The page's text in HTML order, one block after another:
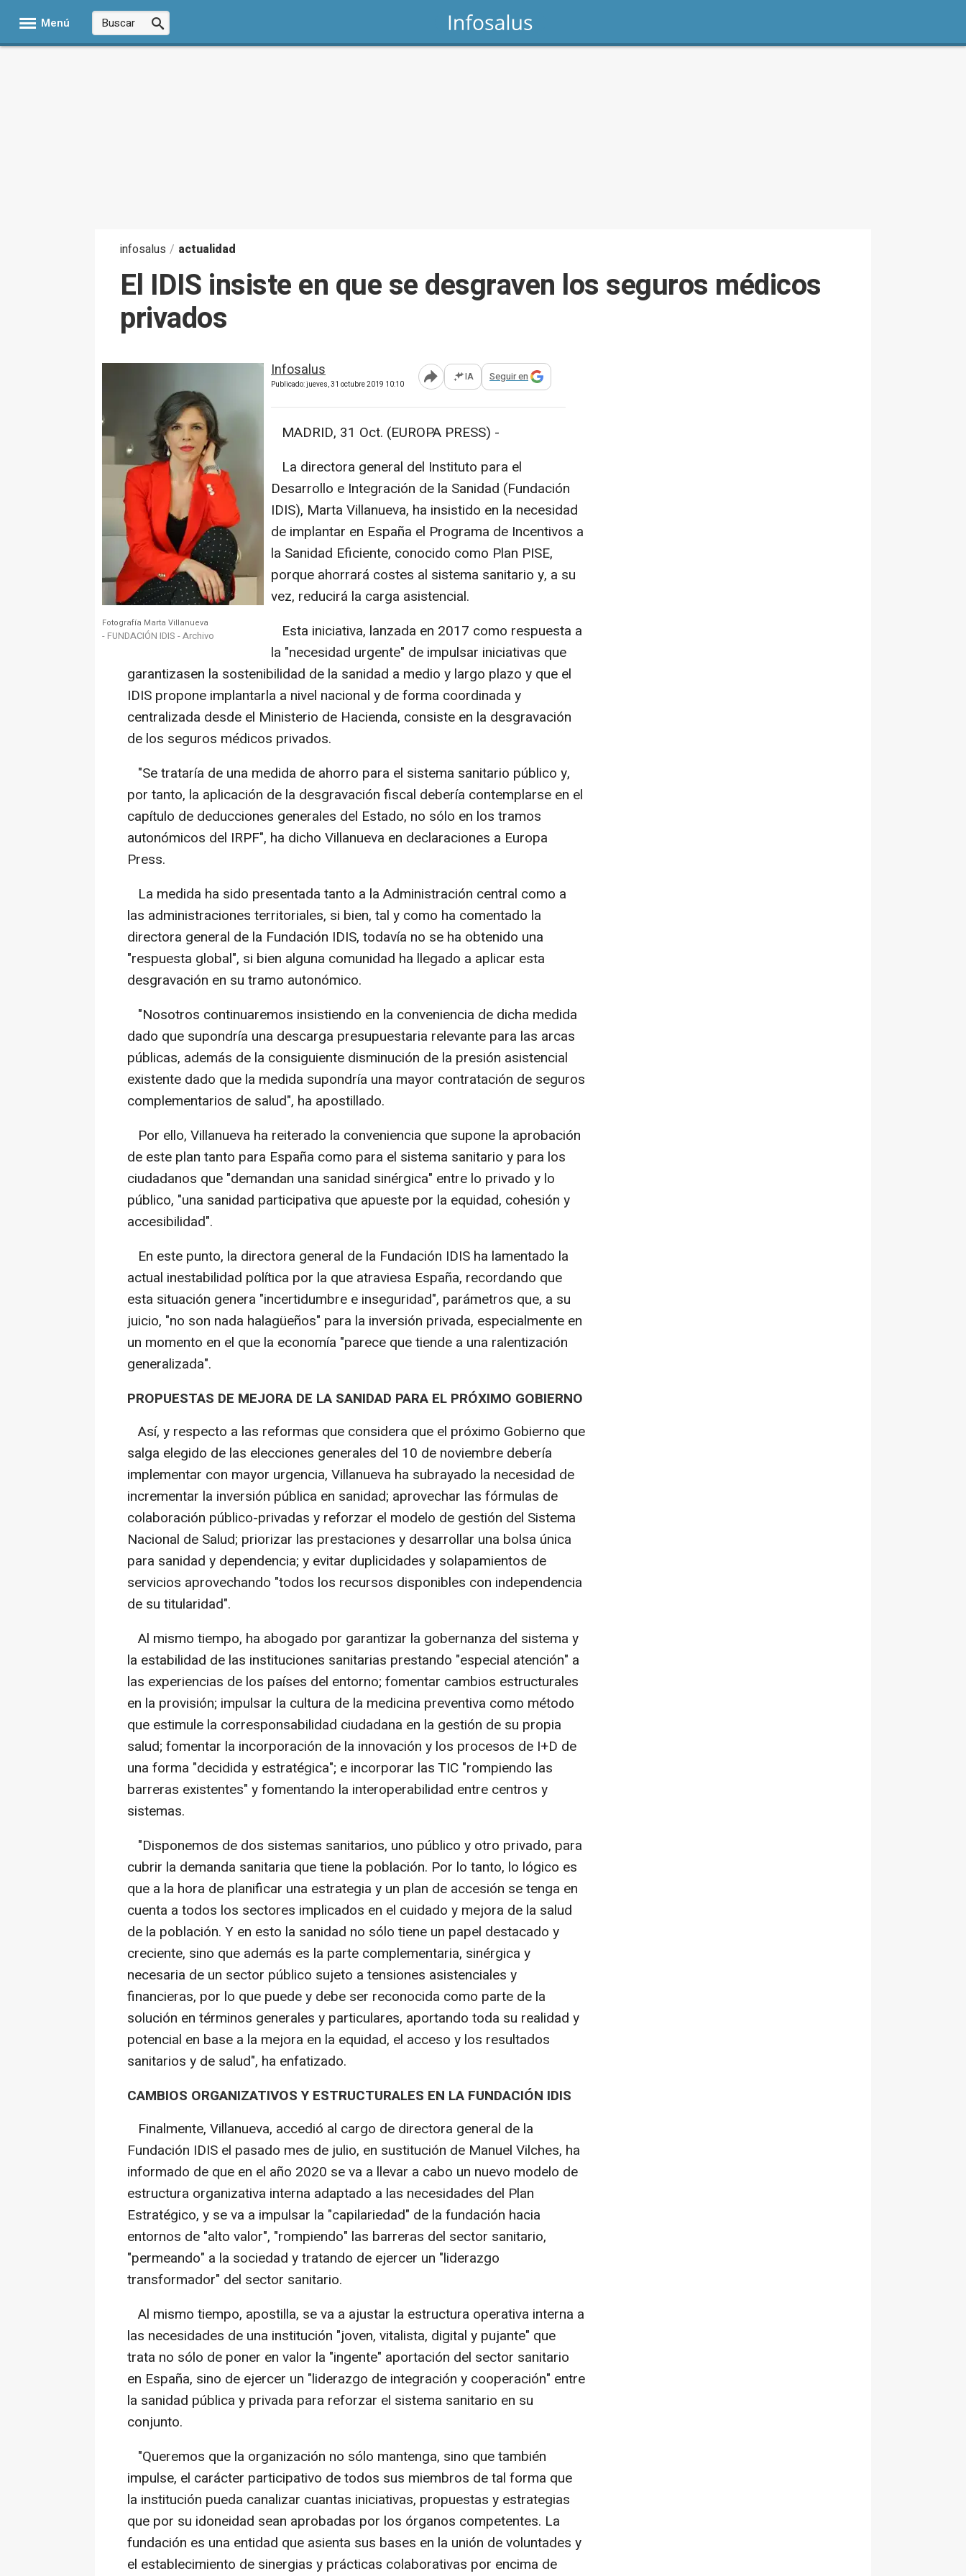
Menú
infosalus / actualidad
El IDIS insiste en que se desgraven los seguros médicos
privados
Fotografía Marta Villanueva
- FUNDACIÓN IDIS - Archivo
Infosalus
Publicado: jueves, 31 octubre 2019 10:10 Abrir opciones para compartir
IA Seguir en
MADRID, 31 Oct. (EUROPA PRESS) -
La directora general del Instituto para el
Desarrollo e Integración de la Sanidad (Fundación
IDIS), Marta Villanueva, ha insistido en la necesidad
de implantar en España el Programa de Incentivos a
la Sanidad Eficiente, conocido como Plan PISE,
porque ahorrará costes al sistema sanitario y, a su
vez, reducirá la carga asistencial.
Esta iniciativa, lanzada en 2017 como respuesta a
la "necesidad urgente" de impulsar iniciativas que
garantizasen la sostenibilidad de la sanidad a medio y largo plazo y que el
IDIS propone implantarla a nivel nacional y de forma coordinada y
centralizada desde el Ministerio de Hacienda, consiste en la desgravación
de los seguros médicos privados.
"Se trataría de una medida de ahorro para el sistema sanitario público y,
por tanto, la aplicación de la desgravación fiscal debería contemplarse en el
capítulo de deducciones generales del Estado, no sólo en los tramos
autonómicos del IRPF", ha dicho Villanueva en declaraciones a Europa
Press.
La medida ha sido presentada tanto a la Administración central como a
las administraciones territoriales, si bien, tal y como ha comentado la
directora general de la Fundación IDIS, todavía no se ha obtenido una
"respuesta global", si bien alguna comunidad ha llegado a aplicar esta
desgravación en su tramo autonómico.
"Nosotros continuaremos insistiendo en la conveniencia de dicha medida
dado que supondría una descarga presupuestaria relevante para las arcas
públicas, además de la consiguiente disminución de la presión asistencial
existente dado que la medida supondría una mayor contratación de seguros
complementarios de salud", ha apostillado.
Por ello, Villanueva ha reiterado la conveniencia que supone la aprobación
de este plan tanto para España como para el sistema sanitario y para los
ciudadanos que "demandan una sanidad sinérgica" entre lo privado y lo
público, "una sanidad participativa que apueste por la equidad, cohesión y
accesibilidad".
En este punto, la directora general de la Fundación IDIS ha lamentado la
actual inestabilidad política por la que atraviesa España, recordando que
esta situación genera "incertidumbre e inseguridad", parámetros que, a su
juicio, "no son nada halagüeños" para la inversión privada, especialmente en
un momento en el que la economía "parece que tiende a una ralentización
generalizada".
PROPUESTAS DE MEJORA DE LA SANIDAD PARA EL PRÓXIMO GOBIERNO
Así, y respecto a las reformas que considera que el próximo Gobierno que
salga elegido de las elecciones generales del 10 de noviembre debería
implementar con mayor urgencia, Villanueva ha subrayado la necesidad de
incrementar la inversión pública en sanidad; aprovechar las fórmulas de
colaboración público-privadas y reforzar el modelo de gestión del Sistema
Nacional de Salud; priorizar las prestaciones y desarrollar una bolsa única
para sanidad y dependencia; y evitar duplicidades y solapamientos de
servicios aprovechando "todos los recursos disponibles con independencia
de su titularidad".
Al mismo tiempo, ha abogado por garantizar la gobernanza del sistema y
la estabilidad de las instituciones sanitarias prestando "especial atención" a
las experiencias de los países del entorno; fomentar cambios estructurales
en la provisión; impulsar la cultura de la medicina preventiva como método
que estimule la corresponsabilidad ciudadana en la gestión de su propia
salud; fomentar la incorporación de la innovación y los procesos de I+D de
una forma "decidida y estratégica"; e incorporar las TIC "rompiendo las
barreras existentes" y fomentando la interoperabilidad entre centros y
sistemas.
"Disponemos de dos sistemas sanitarios, uno público y otro privado, para
cubrir la demanda sanitaria que tiene la población. Por lo tanto, lo lógico es
que a la hora de planificar una estrategia y un plan de accesión se tenga en
cuenta a todos los sectores implicados en el cuidado y mejora de la salud
de la población. Y en esto la sanidad no sólo tiene un papel destacado y
creciente, sino que además es la parte complementaria, sinérgica y
necesaria de un sector público sujeto a tensiones asistenciales y
financieras, por lo que puede y debe ser reconocida como parte de la
solución en términos generales y particulares, aportando toda su realidad y
potencial en base a la mejora en la equidad, el acceso y los resultados
sanitarios y de salud", ha enfatizado.
CAMBIOS ORGANIZATIVOS Y ESTRUCTURALES EN LA FUNDACIÓN IDIS
Finalmente, Villanueva, accedió al cargo de directora general de la
Fundación IDIS el pasado mes de julio, en sustitución de Manuel Vilches, ha
informado de que en el año 2020 se va a llevar a cabo un nuevo modelo de
estructura organizativa interna adaptado a las necesidades del Plan
Estratégico, y se va a impulsar la "capilariedad" de la fundación hacia
entornos de "alto valor", "rompiendo" las barreras del sector sanitario,
"permeando" a la sociedad y tratando de ejercer un "liderazgo
transformador" del sector sanitario.
Al mismo tiempo, apostilla, se va a ajustar la estructura operativa interna a
las necesidades de una institución "joven, vitalista, digital y pujante" que
trata no sólo de poner en valor la "ingente" aportación del sector sanitario
en España, sino de ejercer un "liderazgo de integración y cooperación" entre
la sanidad pública y privada para reforzar el sistema sanitario en su
conjunto.
"Queremos que la organización no sólo mantenga, sino que también
impulse, el carácter participativo de todos sus miembros de tal forma que
la institución pueda canalizar cuantas iniciativas, propuestas y estrategias
que por su idoneidad sean aprobadas por los órganos competentes. La
fundación es una entidad que asienta sus bases en la unión de voluntades y
el establecimiento de sinergias y prácticas colaborativas por encima de